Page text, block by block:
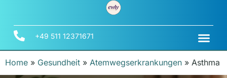
+49 511 12371671
Home » Gesundheit » Atemwegserkrankungen » Asthma